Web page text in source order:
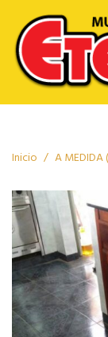
Inicio A MEDIDA